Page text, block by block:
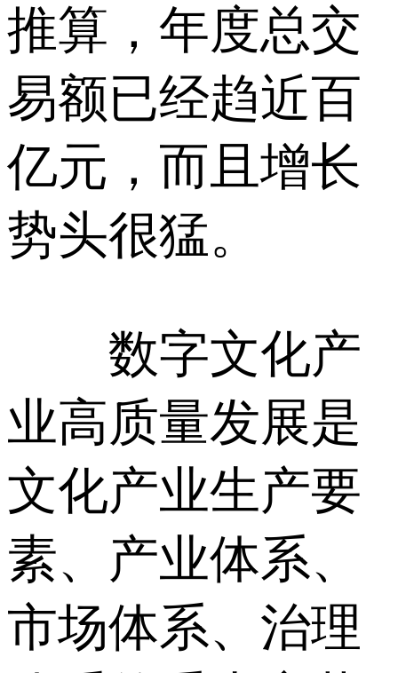
推算，年度总交
易额已经趋近百
亿元，而且增长
势头很猛。
数字文化产
业高质量发展是
文化产业生产要
素、产业体系、
市场体系、治理